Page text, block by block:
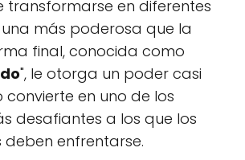
en diferentes
más poderosa que la
final, conocida como
", le otorga un poder casi
en uno de los
desafiantes a los que los
enfrentarse.